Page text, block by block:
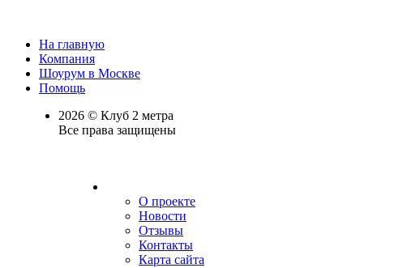
На главную
Компания
Шоурум в Москве
Помощь
2026 © Клуб 2 метра
Все права защищены
О проекте
Новости
Отзывы
Контакты
Карта сайта